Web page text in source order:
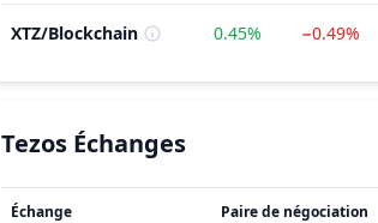
XTZ/Blockchain 0.45% −0.49%
Tezos Échanges
Échange Paire de négociation